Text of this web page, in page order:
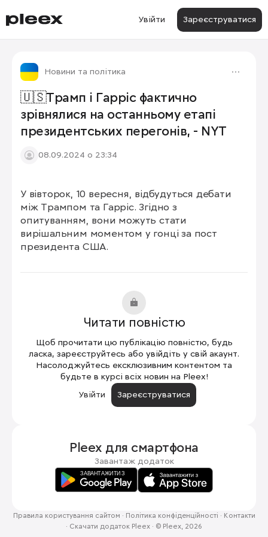
Увійти Зареєструватися
Новини та політика
🇺🇸Трамп і Гарріс фактично
зрівнялися на останньому етапі
президентських перегонів, - NYT
08.09.2024 о 23:34
У вівторок, 10 вересня, відбудуться дебати
між Трампом та Гарріс. Згідно з
опитуванням, вони можуть стати
вирішальним моментом у гонці за пост
президента США.
Читати повністю
Щоб прочитати цю публікацію повністю, будь
ласка, зареєструйтесь або увійдіть у свій акаунт.
Насолоджуйтесь ексклюзивним контентом та
будьте в курсі всіх новин на Pleex!
Увійти
Зареєструватися
Pleex для смартфона
Завантаж додаток
Правила користування сайтом · Політика конфіденційності · Контакти
· Скачати додаток Pleex · © Pleex, 2026